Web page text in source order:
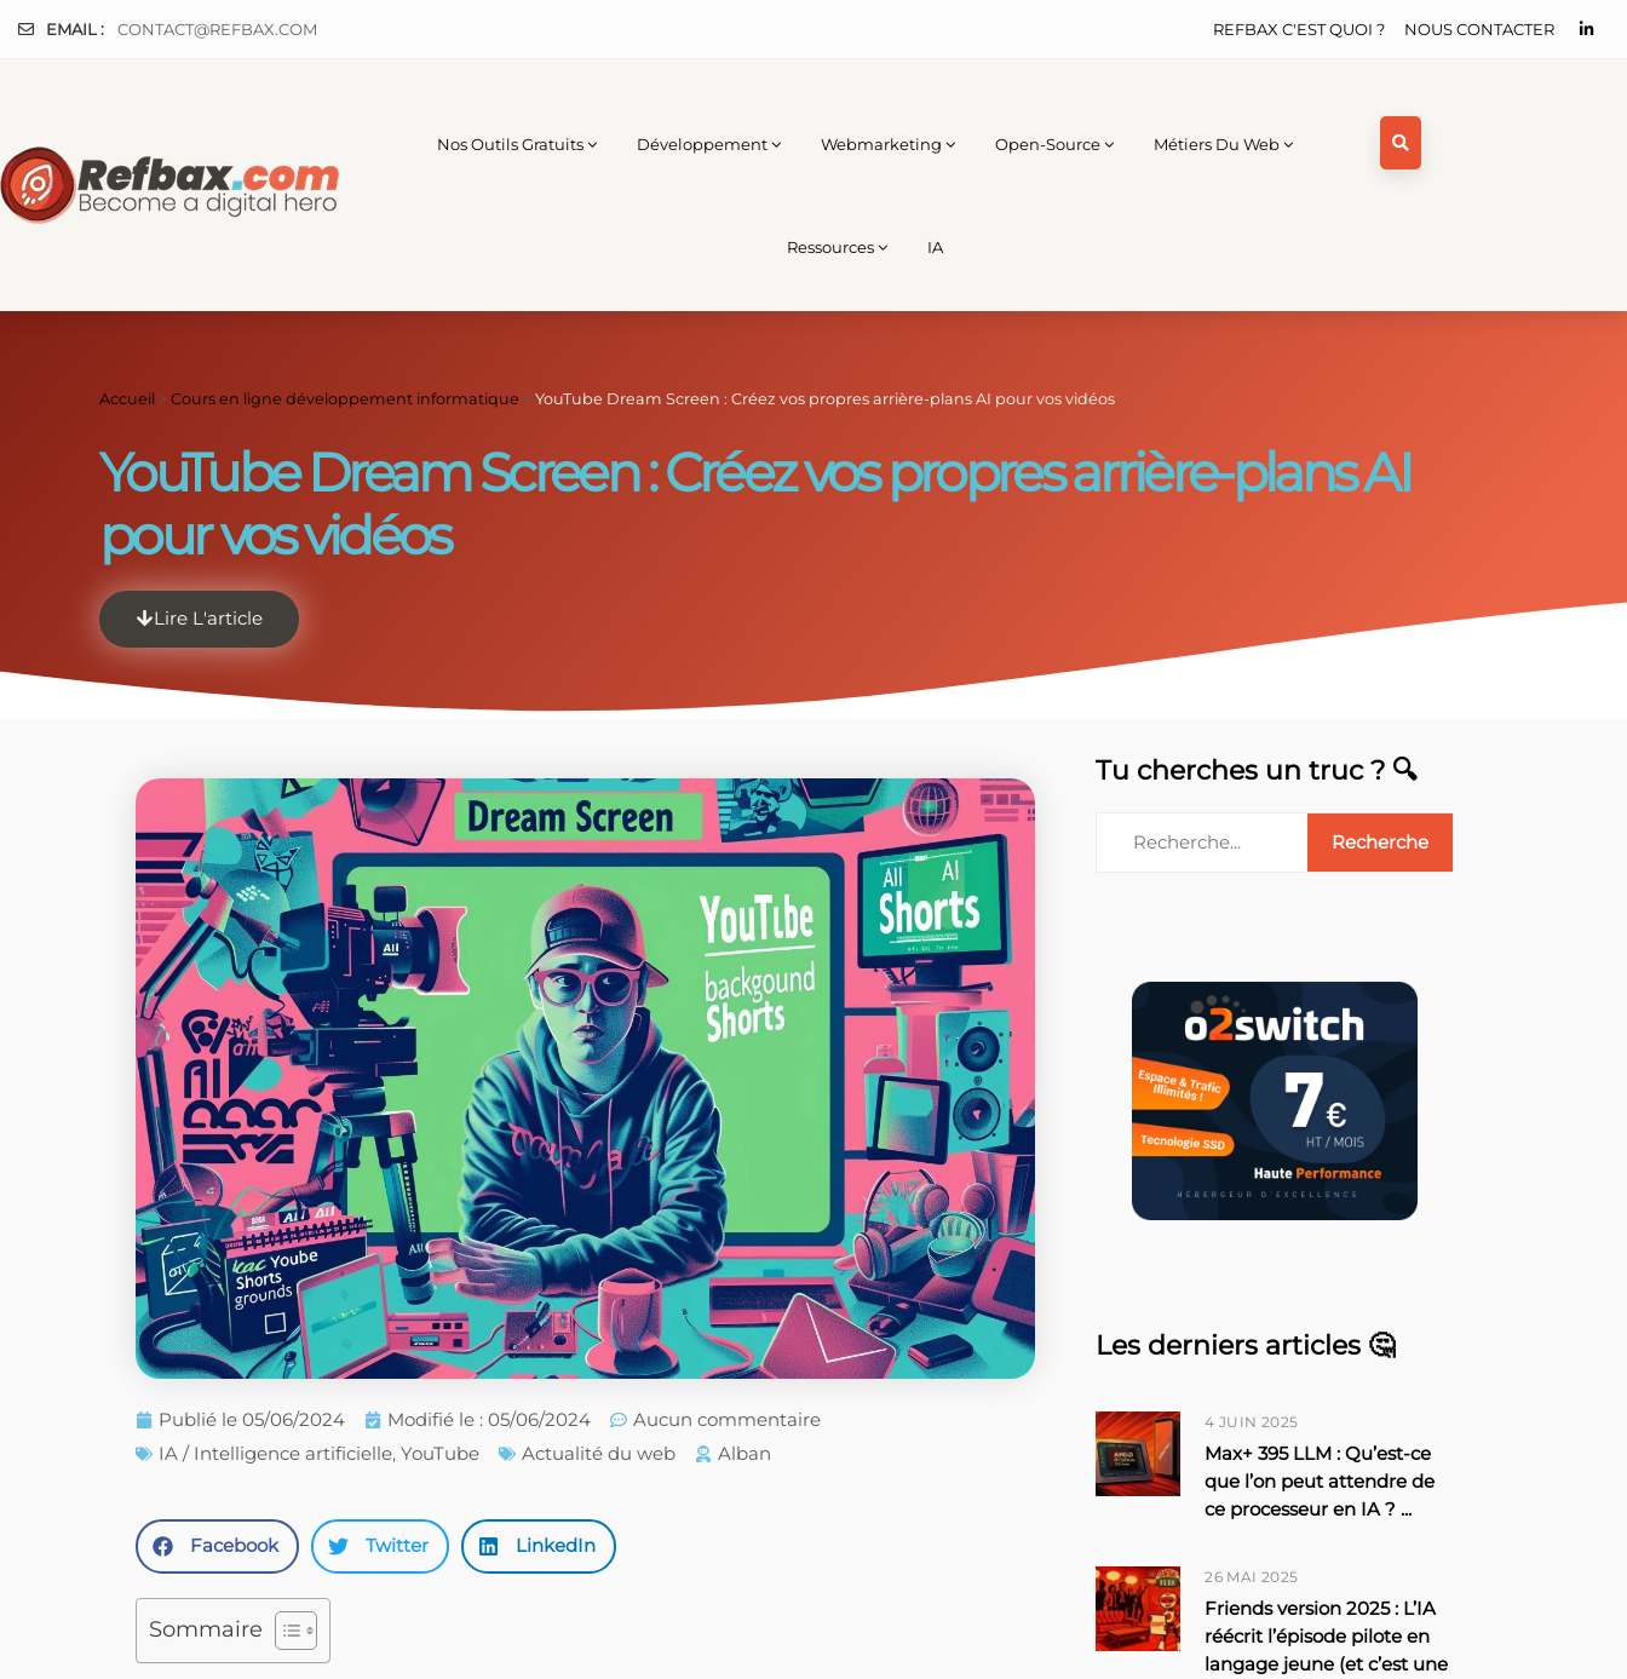
EMAIL : CONTACT@REFBAX.COM NOUS CONTACTER
REFBAX C'EST QUOI ?
Nos Outils Gratuits Développement Webmarketing Open-Source Métiers Du Web
Ressources IA
Accueil > Cours en ligne développement informatique > YouTube Dream Screen : Créez vos propres arrière-plans AI pour vos vidéos
YouTube Dream Screen : Créez vos propres arrière-plans AI
pour vos vidéos
Lire L'article
Publié le 05/06/2024 Modifié le : 05/06/2024
Aucun commentaire
IA / Intelligence artificielle, YouTube Actualité du web Alban
Facebook Twitter LinkedIn
Sommaire
Tu cherches un truc ? 🔍
Les derniers articles 🤔
4 JUIN 2025
Max+ 395 LLM : Qu’est-ce
que l’on peut attendre de
ce processeur en IA ? ...
26 MAI 2025
Friends version 2025 : L’IA
réécrit l’épisode pilote en
langage jeune (et c’est une